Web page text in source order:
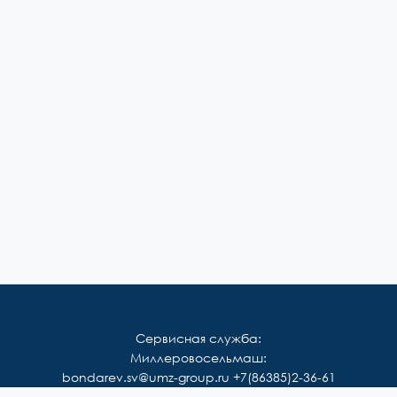
Сервисная служба:
Миллеровосельмаш:
bondarev.sv@umz-group.ru +7(86385)2-36-61